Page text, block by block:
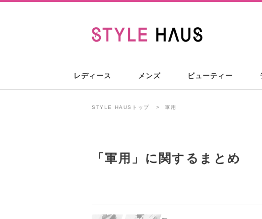
レディース メンズ ビューティー
STYLE HAUSトップ 軍用
「軍用 」に関するまとめ